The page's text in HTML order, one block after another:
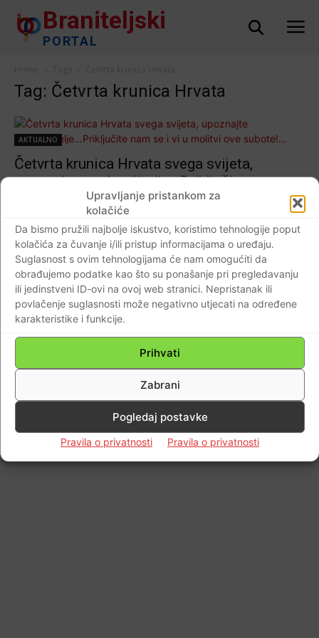
Upravljanje pristankom za
kolačiće
Da bismo pružili najbolje iskustvo, koristimo tehnologije poput
kolačića za čuvanje i/ili pristup informacijama o uređaju.
Suglasnost s ovim tehnologijama će nam omogućiti da
obrađujemo podatke kao što su ponašanje pri pregledavanju
ili jedinstveni ID-ovi na ovoj web stranici. Nepristanak ili
povlačenje suglasnosti može negativno utjecati na određene
karakteristike i funkcije.
Prihvati
Zabrani
Pogledaj postavke
Pravila o privatnosti Pravila o privatnosti
Braniteljski
PORTAL
Tag: Četvrta krunica Hrvata
AKTUALNO
Četvrta krunica Hrvata svega svijeta,
upoznajte predmolitelje…Priključite nam se
i vi u molitvi ove subote!…
Impressum Kontaktirajte nas Pravila o privatnosti
© Newspaper WordPress Theme by TagDiv